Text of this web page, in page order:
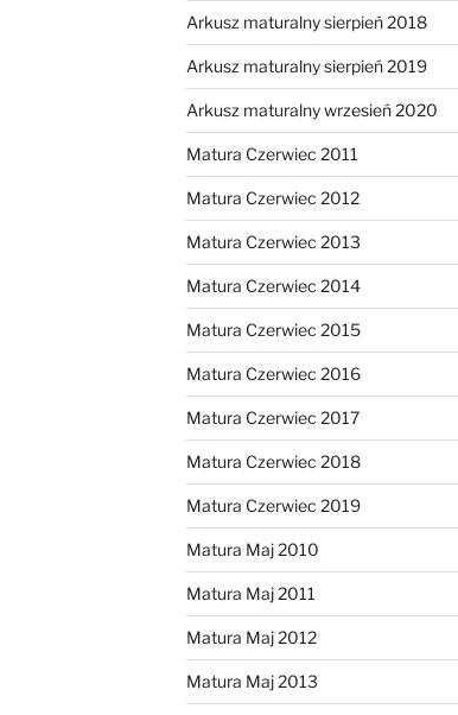
Arkusz maturalny sierpień 2018
Arkusz maturalny sierpień 2019
Arkusz maturalny wrzesień 2020
Matura Czerwiec 2011
Matura Czerwiec 2012
Matura Czerwiec 2013
Matura Czerwiec 2014
Matura Czerwiec 2015
Matura Czerwiec 2016
Matura Czerwiec 2017
Matura Czerwiec 2018
Matura Czerwiec 2019
Matura Maj 2010
Matura Maj 2011
Matura Maj 2012
Matura Maj 2013